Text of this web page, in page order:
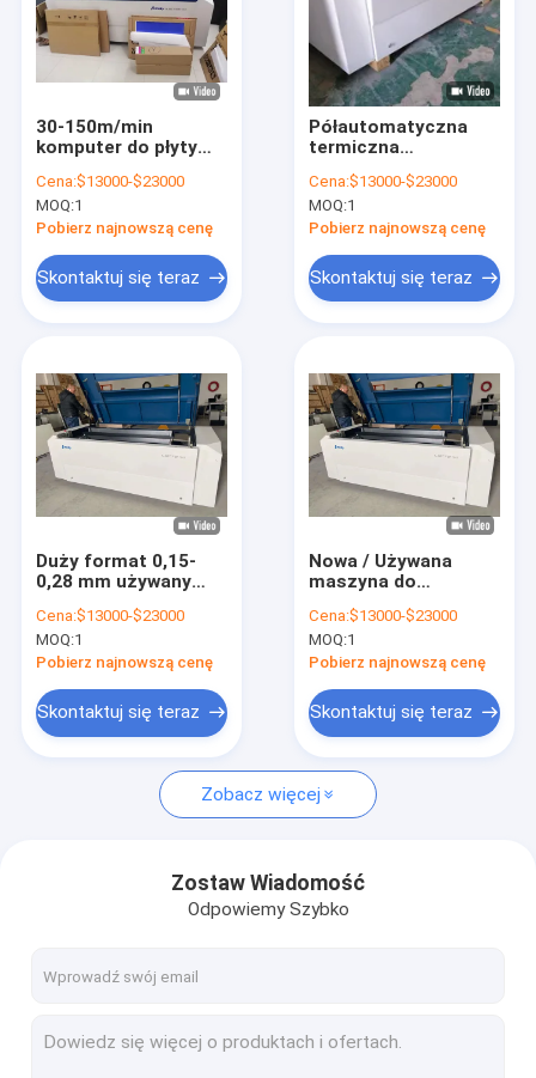
Produkty
Pokaz VR
O nas
Aktualności
Poprosić o wycenę
Maszyna do tworzenia płyt CTP
termiczna maszyna CTP
30-150m/min
komputer do płyty
Offsetowy
naświetlacz płyt 50-
60HZ
Cena:$13000-$23000
MOQ:1
Pobierz najnowszą cenę
Skontaktuj się teraz
Półautomatyczna
termiczna
2540dpi Fabrycznie
nowa / Używana
naświetlarka CTP
Cena:$13000-$23000
MOQ:1
Pobierz najnowszą cenę
Skontaktuj się teraz
Duży format 0,15-
0,28 mm używany
Machine 830nm Fast
Speed
Cena:$13000-$23000
MOQ:1
Pobierz najnowszą cenę
Skontaktuj się teraz
Nowa / Używana
maszyna do
0,15-0,3 mm Dwa lata
gwarancji
Cena:$13000-$23000
MOQ:1
Pobierz najnowszą cenę
Skontaktuj się teraz
Zobacz więcej
Zostaw Wiadomość
Odpowiemy Szybko